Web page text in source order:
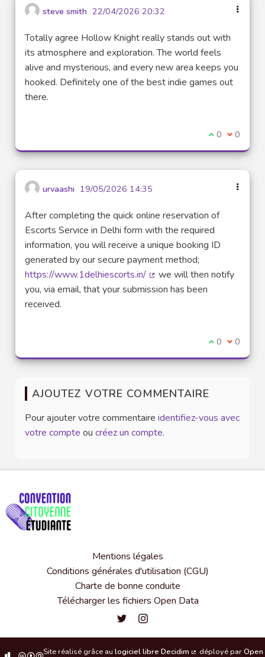
steve smith 22/04/2026 20:32
Totally agree Hollow Knight really stands out with
its atmosphere and exploration. The world feels
alive and mysterious, and every new area keeps you
hooked. Definitely one of the best indie games out
there.
Je suis
0 Je ne
0
urvaashi 19/05/2026 14:35
After completing the quick online reservation of
Escorts Service in Delhi form with the required
information, you will receive a unique booking ID
generated by our secure payment method;
https://www.1delhiescorts.in/
(Lien externe)
we will then notify
you, via email, that your submission has been
received.
Je suis
0 Je ne
0
AJOUTEZ VOTRE COMMENTAIRE
Pour ajouter votre commentaire identifiez-vous avec
votre compte ou créez un compte.
Mentions légales
Conditions générales d'utilisation (CGU)
Charte de bonne conduite
Télécharger les fichiers Open Data
Convention citoyenne étudiante
Convention citoyenne
Site réalisé grâce au logiciel libre Decidim déployé parOpen